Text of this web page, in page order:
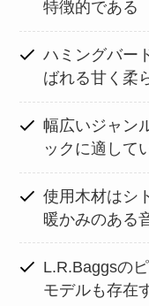
特徴的である
ハミングバー
ばれる甘く柔
幅広いジャン
ックに適して
使用木材はシ
暖かみのある
L.R.Baggsの
モデルも存在